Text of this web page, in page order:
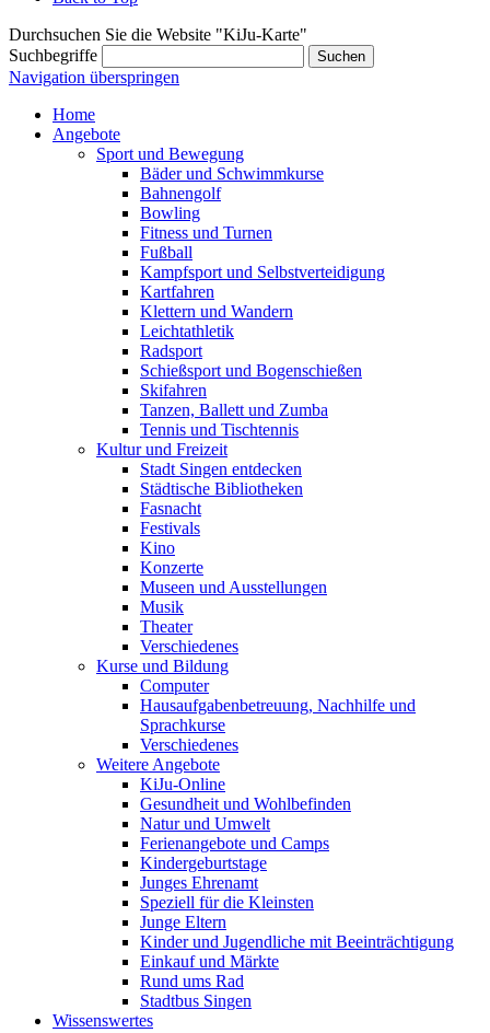
Durchsuchen Sie die Website "KiJu-Karte"
Suchbegriffe
Suchen
Navigation überspringen
Home
Angebote
Sport und Bewegung
Bäder und Schwimmkurse
Bahnengolf
Bowling
Fitness und Turnen
Fußball
Kampfsport und Selbstverteidigung
Kartfahren
Klettern und Wandern
Leichtathletik
Radsport
Schießsport und Bogenschießen
Skifahren
Tanzen, Ballett und Zumba
Tennis und Tischtennis
Kultur und Freizeit
Stadt Singen entdecken
Städtische Bibliotheken
Fasnacht
Festivals
Kino
Konzerte
Museen und Ausstellungen
Musik
Theater
Verschiedenes
Kurse und Bildung
Computer
Hausaufgabenbetreuung, Nachhilfe und
Sprachkurse
Verschiedenes
Weitere Angebote
KiJu-Online
Gesundheit und Wohlbefinden
Natur und Umwelt
Ferienangebote und Camps
Kindergeburtstage
Junges Ehrenamt
Speziell für die Kleinsten
Junge Eltern
Kinder und Jugendliche mit Beeinträchtigung
Einkauf und Märkte
Rund ums Rad
Stadtbus Singen
Wissenswertes